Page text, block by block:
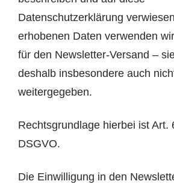
Datenschutzerklärung
erhobenen Daten verwenden
für den Newsletter-Versand –
deshalb insbesondere auch
weitergegeben.
Rechtsgrundlage hierbei ist Art.
DSGVO.
Die Einwilligung in den